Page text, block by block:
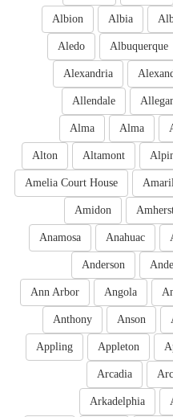
Albia
Albion
Albuquerque
Aledo
Alexandria
Allendale
Alma
Alma
Altamont
Alton
Amelia Court House
Amidon
Anahuac
Anamosa
Anderson
Angola
Ann Arbor
Anson
Anthony
Appleton
Appling
Arcadia
Arkadelphia